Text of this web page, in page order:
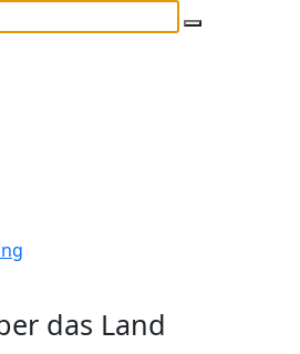
das Land